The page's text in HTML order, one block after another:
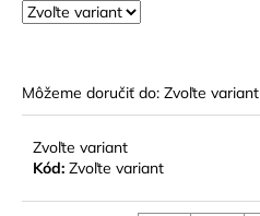
Môžeme doručiť do: Zvoľte variant
Zvoľte variant
Kód: Zvoľte variant